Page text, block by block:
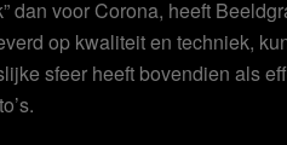
dan voor Corona, heeft
op kwaliteit en techniek,
sfeer heeft bovendien als